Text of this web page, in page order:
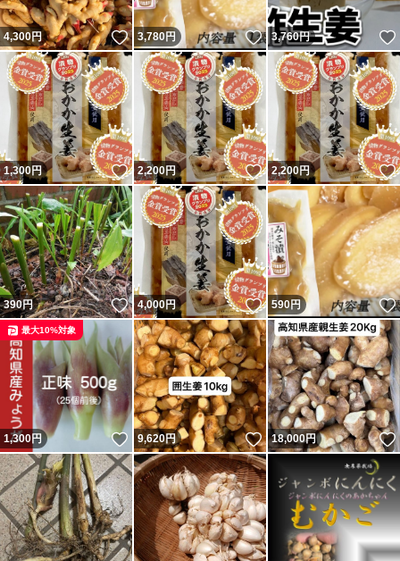
4,300円 いいね！
3,780円 いいね！
3,760円
1,300円 いいね！
2,200円 いいね！
2,200円
390円 いいね！
4,000円 いいね！
590円
1,300円 いいね！
最大10%対象
9,620円 いいね！
18,000円